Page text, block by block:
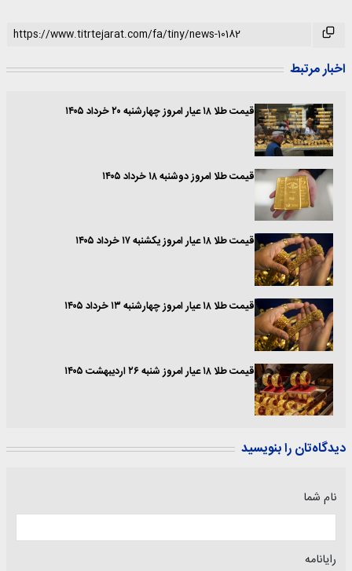
اخبار مرتبط
قیمت طلا ۱۸ عیار امروز چهارشنبه ۲۰ خرداد ۱۴۰۵
قیمت طلا امروز دوشنبه ۱۸ خرداد ۱۴۰۵
قیمت طلا ۱۸ عیار امروز یکشنبه ۱۷ خرداد ۱۴۰۵
قیمت طلا ۱۸ عیار امروز چهارشنبه ۱۳ خرداد ۱۴۰۵
قیمت طلا ۱۸ عیار امروز شنبه ۲۶ اردیبهشت ۱۴۰۵
دیدگاه‌تان را بنویسید
نام شما
رایانامه